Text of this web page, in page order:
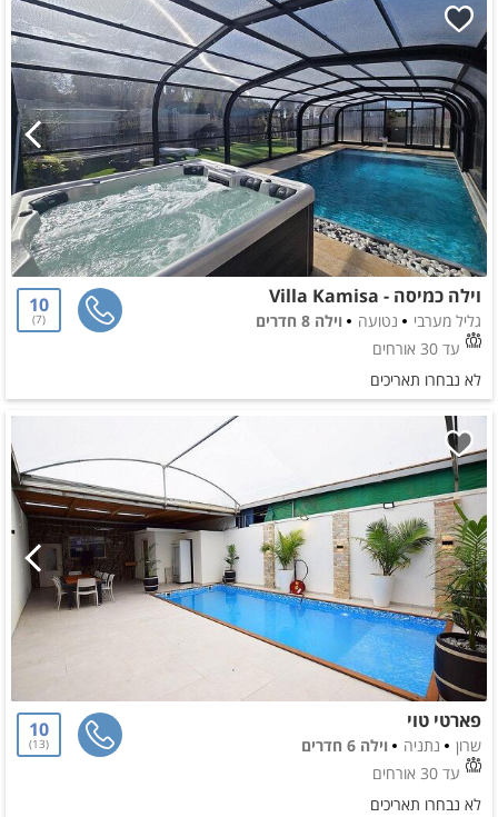
וילה כמיסה - Villa Kamisa
גליל מערבי נטועה
וילה 8 חדרים
עד 30 אורחים
10
7
לא נבחרו תאריכים
פארטי טוי
שרון נתניה
וילה 6 חדרים
עד 30 אורחים
10
13
לא נבחרו תאריכים